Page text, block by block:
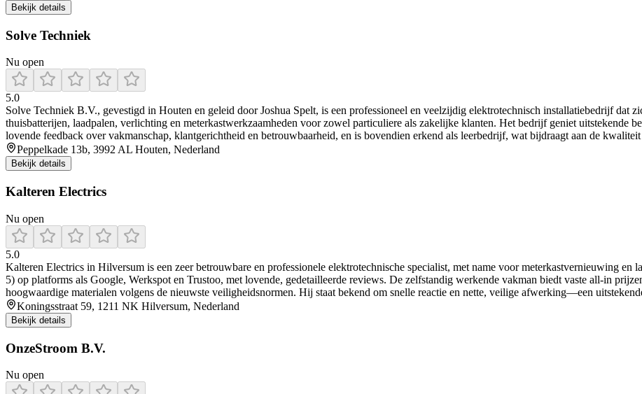
Bekijk details
Solve Techniek
Nu open
5.0
Solve Techniek B.V., gevestigd in Houten en geleid door Joshua Spelt, is een professioneel en veelzijdig elektrotechnisch installatiebedrijf dat
thuisbatterijen, laadpalen, verlichting en meterkastwerkzaamheden voor zowel particuliere als zakelijke klanten. Het bedrijf geniet uitstekende
lovende feedback over vakmanschap, klantgerichtheid en betrouwbaarheid, en is bovendien erkend als leerbedrijf, wat bijdraagt aan de
Peppelkade 13b, 3992 AL Houten, Nederland
Bekijk details
Kalteren Electrics
Nu open
5.0
Kalteren Electrics in Hilversum is een zeer betrouwbare en professionele elektrotechnische specialist, met name voor meterkastvernieuwing en
5) op platforms als Google, Werkspot en Trustoo, met lovende, gedetailleerde reviews. De zelfstandig werkende vakman biedt vaste all‑in
hoogwaardige materialen volgens de nieuwste veiligheidsnormen. Hij staat bekend om snelle reactie en nette, veilige afwerking—een
Koningsstraat 59, 1211 NK Hilversum, Nederland
Bekijk details
OnzeStroom B.V.
Nu open